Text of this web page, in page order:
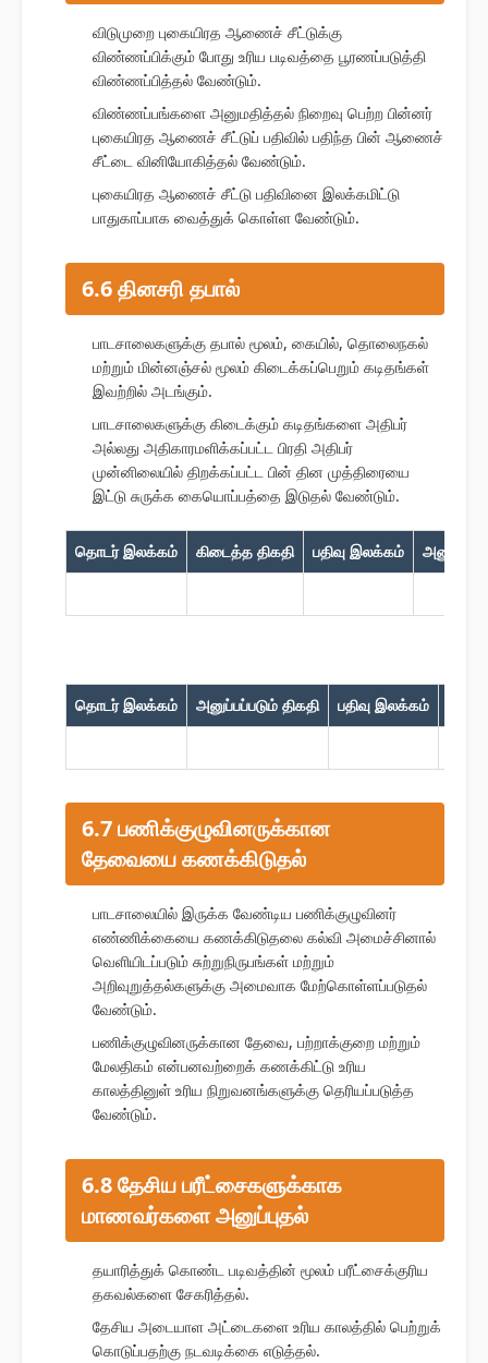
விடுமுறை புகையிரத ஆணைச் சீட்டுக்கு
விண்ணப்பிக்கும் போது உரிய படிவத்தை பூரணப்படுத்தி
விண்ணப்பித்தல் வேண்டும்.
விண்ணப்பங்களை அனுமதித்தல் நிறைவு பெற்ற பின்னர்
புகையிரத ஆணைச் சீட்டுப் பதிவில் பதிந்த பின் ஆணைச்
சீட்டை வினியோகித்தல் வேண்டும்.
புகையிரத ஆணைச் சீட்டு பதிவினை இலக்கமிட்டு
பாதுகாப்பாக வைத்துக் கொள்ள வேண்டும்.
6.6 தினசரி தபால்
பாடசாலைகளுக்கு தபால் மூலம், கையில், தொலைநகல்
மற்றும் மின்னஞ்சல் மூலம் கிடைக்கப்பெறும் கடிதங்கள்
இவற்றில் அடங்கும்.
பாடசாலைகளுக்கு கிடைக்கும் கடிதங்களை அதிபர்
அல்லது அதிகாரமளிக்கப்பட்ட பிரதி அதிபர்
முன்னிலையில் திறக்கப்பட்ட பின் தின முத்திரையை
இட்டு சுருக்க கையொப்பத்தை இடுதல் வேண்டும்.
தொடர் இலக்கம் கிடைத்த திகதி பதிவு இலக்கம்
தொடர் இலக்கம் அனுப்பப்படும் திகதி பதிவு இலக்கம்
6.7 பணிக்குழுவினருக்கான
தேவையை கணக்கிடுதல்
பாடசாலையில் இருக்க வேண்டிய பணிக்குழுவினர்
எண்ணிக்கையை கணக்கிடுதலை கல்வி அமைச்சினால்
வெளியிடப்படும் சுற்றுநிருபங்கள் மற்றும்
அறிவுறுத்தல்களுக்கு அமைவாக மேற்கொள்ளப்படுதல்
வேண்டும்.
பணிக்குழுவினருக்கான தேவை, பற்றாக்குறை மற்றும்
மேலதிகம் என்பனவற்றைக் கணக்கிட்டு உரிய
காலத்தினுள் உரிய நிறுவனங்களுக்கு தெரியப்படுத்த
வேண்டும்.
6.8 தேசிய பரீட்சைகளுக்காக
மாணவர்களை அனுப்புதல்
தயாரித்துக் கொண்ட படிவத்தின் மூலம் பரீட்சைக்குரிய
தகவல்களை சேகரித்தல்.
தேசிய அடையாள அட்டைகளை உரிய காலத்தில் பெற்றுக்
கொடுப்பதற்கு நடவடிக்கை எடுத்தல்.